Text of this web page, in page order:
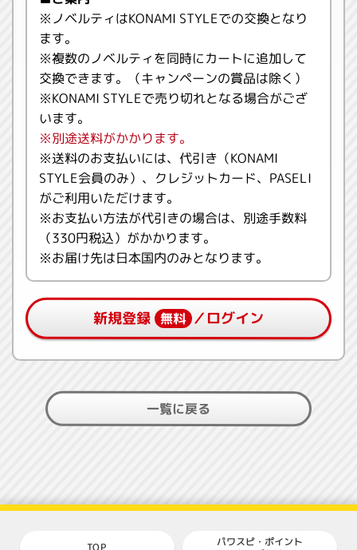
※ノベルティはKONAMI STYLEでの交換となり
ます。
※複数のノベルティを同時にカートに追加して
交換できます。（キャンペーンの賞品は除く）
※KONAMI STYLEで売り切れとなる場合がござ
います。
※別途送料がかかります。
※送料のお支払いには、代引き（KONAMI
STYLE会員のみ）、クレジットカード、PASELI
がご利用いただけます。
※お支払い方法が代引きの場合は、別途手数料
（330円税込）がかかります。
※お届け先は日本国内のみとなります。
新規登録 無料 ／ログイン
一覧に戻る
TOP パワスピ・ポイント